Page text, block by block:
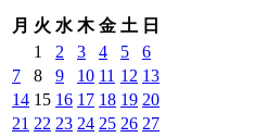
月 火 水 木 金 土 日
1
2 3 4 5
6
7
8 9 10 11 12 13
14 15 16 17 18 19 20
21 22 23 24 25 26 27